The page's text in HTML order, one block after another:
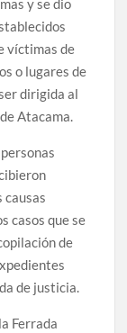
y se dio
víctimas de
o lugares de
dirigida al
Atacama.
causas
casos que se
de
de justicia.
Ferrada